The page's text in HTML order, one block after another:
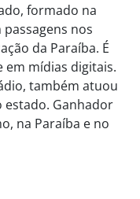
formado na
passagens nos
da Paraíba. É
em mídias digitais.
também atuou
estado. Ganhador
na Paraíba e no